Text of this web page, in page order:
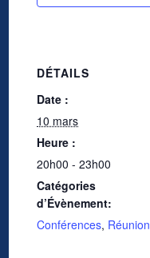
DÉTAILS
Date :
10 mars
Heure :
20h00 - 23h00
Catégories
d’Évènement:
Conférences, Réunion